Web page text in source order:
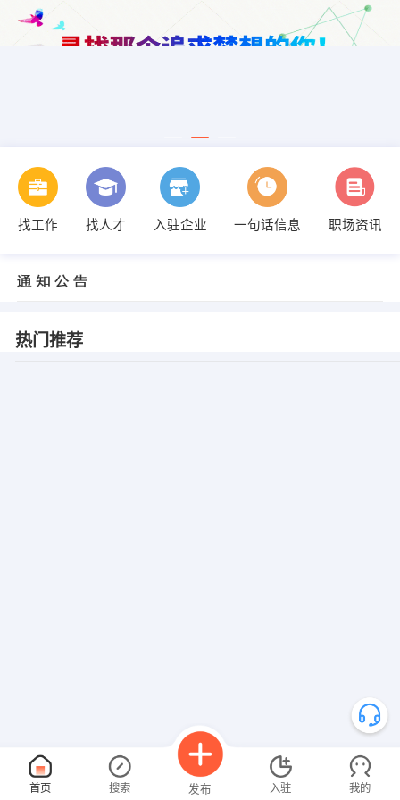
找工作 找人才 入驻企业 一句话信息 职场资讯
热门推荐
首页 搜索 发布 入驻 我的